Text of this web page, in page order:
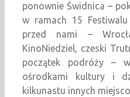
ponownie Świdnica –
w ramach 15
przed nami –
KinoNiedziel, czeski
początek podróży –
ośrodkami kultury i
kilkunastu innych